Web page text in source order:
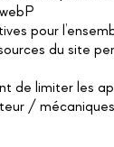
pour
du site
de limiter les
/